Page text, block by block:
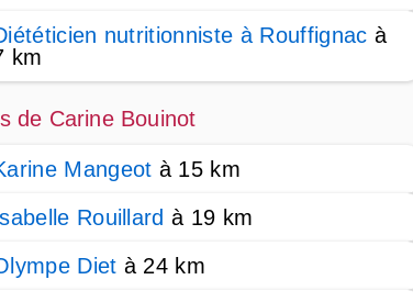
nutritionniste à Rouffignac à
km
de Carine Bouinot
Mangeot à 15 km
Rouillard à 19 km
Diet à 24 km